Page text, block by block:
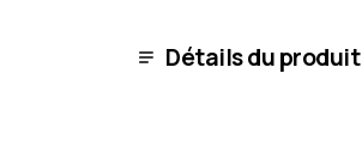
Détails du produit